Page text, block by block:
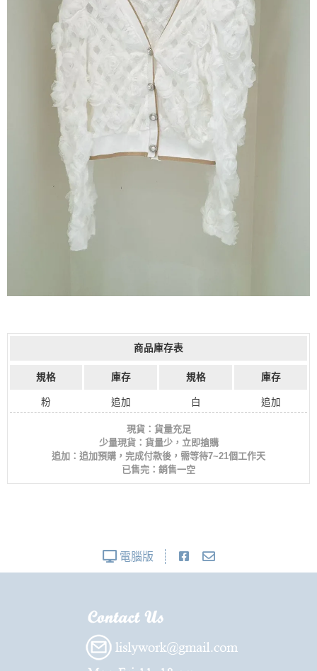
商品庫存表
規格 庫存 規格 庫存
粉 追加 白 追加
現貨：貨量充足
少量現貨：貨量少，立即搶購
追加：追加預購，完成付款後，需等待7~21個工作天
已售完：銷售一空
電腦版